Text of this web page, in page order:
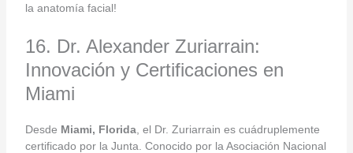
la anatomía facial!
16. Dr. Alexander Zuriarrain:
Innovación y Certificaciones en
Miami
Desde Miami, Florida, el Dr. Zuriarrain es cuádruplemente
certificado por la Junta. Conocido por la Asociación Nacional